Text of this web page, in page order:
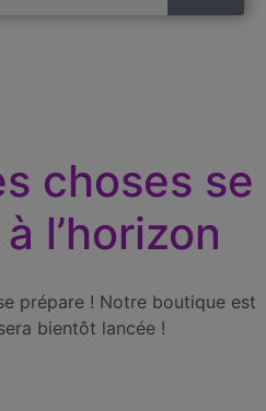
choses se
l’horizon
prépare ! Notre boutique est
bientôt lancée !